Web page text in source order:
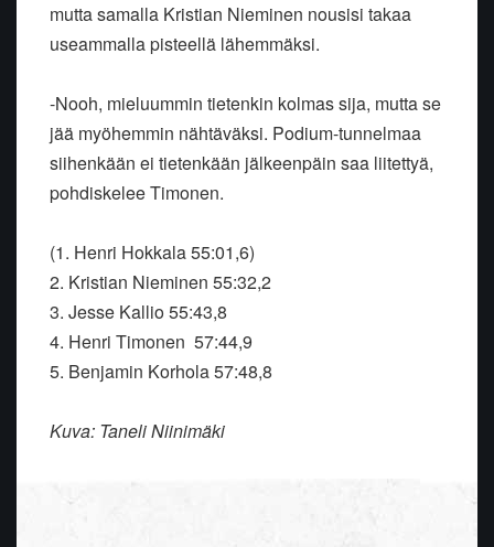
mutta samalla Kristian Nieminen nousisi takaa
useammalla pisteellä lähemmäksi.
-Nooh, mieluummin tietenkin kolmas sija, mutta se
jää myöhemmin nähtäväksi. Podium-tunnelmaa
siihenkään ei tietenkään jälkeenpäin saa liitettyä,
pohdiskelee Timonen.
(1. Henri Hokkala 55:01,6)
2. Kristian Nieminen 55:32,2
3. Jesse Kallio 55:43,8
4. Henri Timonen 57:44,9
5. Benjamin Korhola 57:48,8
Kuva: Taneli Niinimäki